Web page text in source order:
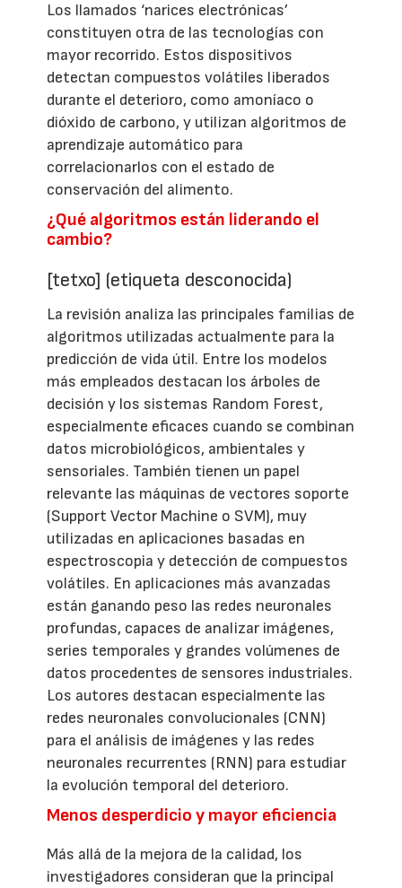
Los llamados ‘narices electrónicas’
constituyen otra de las tecnologías con
mayor recorrido. Estos dispositivos
detectan compuestos volátiles liberados
durante el deterioro, como amoníaco o
dióxido de carbono, y utilizan algoritmos de
aprendizaje automático para
correlacionarlos con el estado de
conservación del alimento.
¿Qué algoritmos están liderando el
cambio?
[tetxo] (etiqueta desconocida)
La revisión analiza las principales familias de
algoritmos utilizadas actualmente para la
predicción de vida útil. Entre los modelos
más empleados destacan los árboles de
decisión y los sistemas Random Forest,
especialmente eficaces cuando se combinan
datos microbiológicos, ambientales y
sensoriales. También tienen un papel
relevante las máquinas de vectores soporte
(Support Vector Machine o SVM), muy
utilizadas en aplicaciones basadas en
espectroscopia y detección de compuestos
volátiles. En aplicaciones más avanzadas
están ganando peso las redes neuronales
profundas, capaces de analizar imágenes,
series temporales y grandes volúmenes de
datos procedentes de sensores industriales.
Los autores destacan especialmente las
redes neuronales convolucionales (CNN)
para el análisis de imágenes y las redes
neuronales recurrentes (RNN) para estudiar
la evolución temporal del deterioro.
Menos desperdicio y mayor eficiencia
Más allá de la mejora de la calidad, los
investigadores consideran que la principal